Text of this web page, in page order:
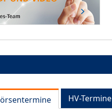
HV-Termine